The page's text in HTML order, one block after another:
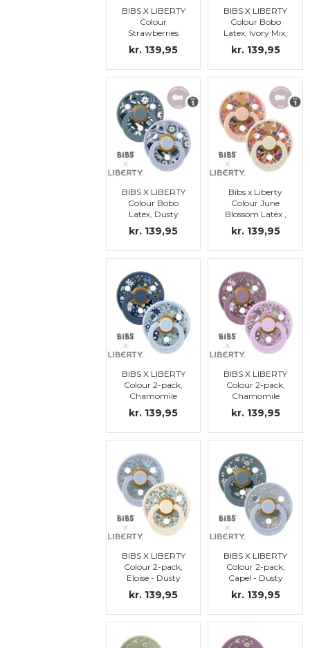
BIBS X LIBERTY
Colour
Strawberries
and Cream -
Pale Butter Mix,
kr. 139,95
BIBS X LIBERTY
Colour Bobo
Latex, Ivory Mix,
kr. 139,95
BIBS X LIBERTY
Colour Bobo
Latex, Dusty
Blue Mix, str 1
kr. 139,95
Bibs x Liberty
Colour June
Blossom Latex ,
Blush Mix, str 1
kr. 139,95
BIBS X LIBERTY
Colour 2-pack,
Chamomile
Lawn - Baby
Blue Mix, str. 1
kr. 139,95
BIBS X LIBERTY
Colour 2-pack,
Chamomile
Lawn - Violet
Sky Mix, str. 1
kr. 139,95
BIBS X LIBERTY
Colour 2-pack,
Eloise - Dusty
Blue Mix, str. 1
kr. 139,95
BIBS X LIBERTY
Colour 2-pack,
Capel - Dusty
Blue Mix, str. 1
kr. 139,95